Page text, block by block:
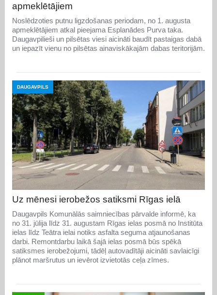
apmeklētājiem
Noslēdzoties putnu ligzdošanas periodam, no 1. augusta
apmeklētājiem atkal pieejama Esplanādes Purva taka.
Daugavpilieši un pilsētas viesi aicināti baudīt pastaigas dabā
un iepazīt vienu no pilsētas ainaviskākajām dabas teritorijām.
DAUGAVPILS
Uz mēnesi ierobežos satiksmi Rīgas ielā
Daugavpils Komunālās saimniecības pārvalde informē, ka
no 31. jūlija līdz 31. augustam Rīgas ielas posmā no Institūta
ielas līdz Teātra ielai notiks asfalta seguma atjaunošanas
darbi. Remontdarbu laikā šajā ielas posmā būs spēkā
satiksmes ierobežojumi, tādēļ autovadītāji aicināti savlaicīgi
plānot maršrutus un ievērot izvietotās ceļa zīmes.